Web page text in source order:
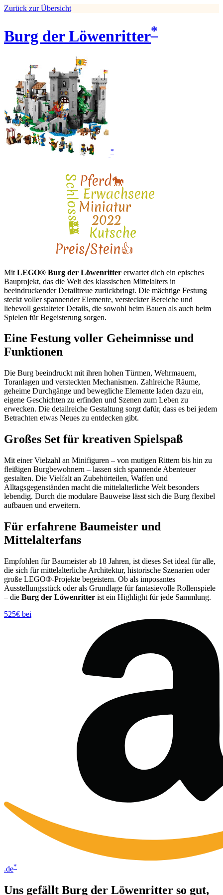
Zurück zur Übersicht
Burg der Löwenritter*
*
Mit LEGO® Burg der Löwenritter erwartet dich ein episches
Bauprojekt, das die Welt des klassischen Mittelalters in
beeindruckender Detailtreue zurückbringt. Die mächtige Festung
steckt voller spannender Elemente, versteckter Bereiche und
liebevoll gestalteter Details, die sowohl beim Bauen als auch beim
Spielen für Begeisterung sorgen.
Eine Festung voller Geheimnisse und
Funktionen
Die Burg beeindruckt mit ihren hohen Türmen, Wehrmauern,
Toranlagen und versteckten Mechanismen. Zahlreiche Räume,
geheime Durchgänge und bewegliche Elemente laden dazu ein,
eigene Geschichten zu erfinden und Szenen zum Leben zu
erwecken. Die detailreiche Gestaltung sorgt dafür, dass es bei jedem
Betrachten etwas Neues zu entdecken gibt.
Großes Set für kreativen Spielspaß
Mit einer Vielzahl an Minifiguren – von mutigen Rittern bis hin zu
fleißigen Burgbewohnern – lassen sich spannende Abenteuer
gestalten. Die Vielfalt an Zubehörteilen, Waffen und
Alltagsgegenständen macht die mittelalterliche Welt besonders
lebendig. Durch die modulare Bauweise lässt sich die Burg flexibel
aufbauen und erweitern.
Für erfahrene Baumeister und
Mittelalterfans
Empfohlen für Baumeister ab 18 Jahren, ist dieses Set ideal für alle,
die sich für mittelalterliche Architektur, historische Szenarien oder
große LEGO®-Projekte begeistern. Ob als imposantes
Ausstellungsstück oder als Grundlage für fantasievolle Rollenspiele
– die Burg der Löwenritter ist ein Highlight für jede Sammlung.
525€ bei
.de*
Uns gefällt Burg der Löwenritter so gut,